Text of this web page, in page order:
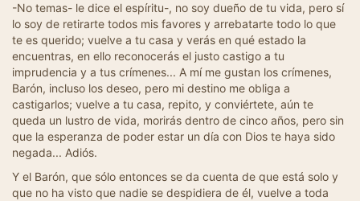
-No temas- le dice el espíritu-, no soy dueño de tu vida, pero sí
lo soy de retirarte todos mis favores y arrebatarte todo lo que
te es querido; vuelve a tu casa y verás en qué estado la
encuentras, en ello reconocerás el justo castigo a tu
imprudencia y a tus crímenes... A mí me gustan los crímenes,
Barón, incluso los deseo, pero mi destino me obliga a
castigarlos; vuelve a tu casa, repito, y conviértete, aún te
queda un lustro de vida, morirás dentro de cinco años, pero sin
que la esperanza de poder estar un día con Dios te haya sido
negada... Adiós.
Y el Barón, que sólo entonces se da cuenta de que está solo y
que no ha visto que nadie se despidiera de él, vuelve a toda